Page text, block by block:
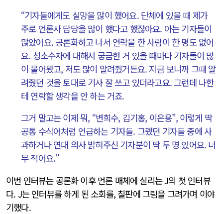
“기자들에게도 실망을 많이 했어요. 단체에 있을 때 제가
주로 언론사 담당을 많이 했다고 했잖아요. 아는 기자들이
많았어요. 공론화하고 나서 연락을 한 사람이 한 명도 없어
요. 성소수자에 대해서 궁금한 거 있을 때마다 기자들이 많
이 물어봤고, 저도 많이 알려줬거든요. 지금 보니까 그때 알
려줬던 것을 토대로 기사 잘 쓰고 있더라고요. 그런데 나한
테 연락할 생각을 안 하는 거죠.
그거 말고는 이제 뭐, “변희수, 김기홍, 이은용”, 이렇게 딱
공통 수식어처럼 언급하는 기자들. 그랬던 기자들 중에 사
과하거나 연대 의사 밝혀주신 기자분이 딱 두 명 있어요. 너
무 적어요.”
이번 인터뷰는 공론화 이후 언론 매체에 실리는 J의 첫 인터뷰
다. J는 인터뷰를 하게 된 소회를, 칠판에 그림을 그려가며 이야
기했다.